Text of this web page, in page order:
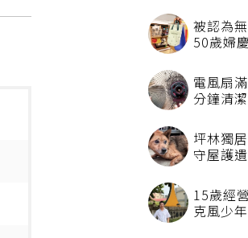
被認為
50歲婦
電風扇
分鐘清
坪林獨
守屋護
15歲經
克風少